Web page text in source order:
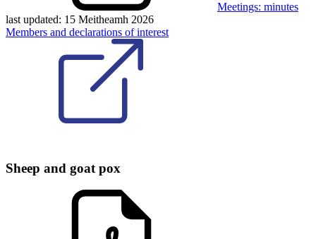
Meetings: minutes
last updated: 15 Meitheamh 2026
Members and declarations of interest
Sheep and goat pox